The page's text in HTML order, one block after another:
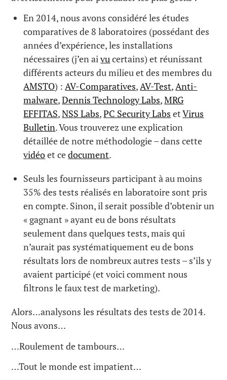
En 2014, nous avons considéré les études
comparatives de 8 laboratoires (possédant des
années d’expérience, les installations
nécessaires (j’en aivucertains) et réunissant
différents acteurs du milieu et des membres du
AMSTO) :AV-Comparatives,AV-Test,Anti-
malware,Dennis Technology Labs,MRG
EFFITAS,NSS Labs,PC Security Labs etVirus
Bulletin. Vous trouverez une explication
détaillée de notre méthodologie – dans cette
vidéoet cedocument.
Seuls les fournisseurs participant à au moins
35% des tests réalisés en laboratoire sont pris
en compte. Sinon, il serait possible d’obtenir un
« gagnant » ayant eu de bons résultats
seulement dans quelques tests, mais qui
n’aurait pas systématiquement eu de bons
résultats lors de nombreux autres tests – s’ils y
avaient participé (et voici comment nous
filtrons le faux test de marketing).
Alors…analysons les résultats des tests de 2014.
Nous avons…
…Roulement de tambours…
…Tout le monde est impatient…